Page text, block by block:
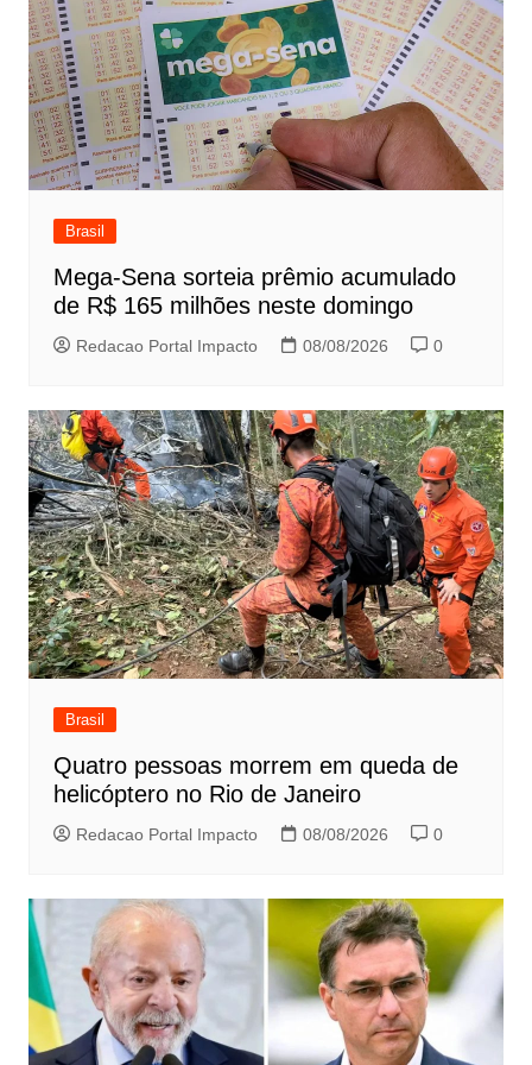
Brasil
Mega-Sena sorteia prêmio acumulado
de R$ 165 milhões neste domingo
Redacao Portal Impacto 08/08/2026 0
Brasil
Quatro pessoas morrem em queda de
helicóptero no Rio de Janeiro
Redacao Portal Impacto 08/08/2026 0